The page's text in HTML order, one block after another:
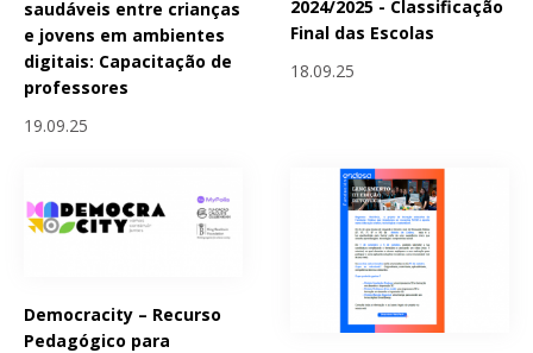
saudáveis entre crianças
e jovens em ambientes
digitais: Capacitação de
professores
19.09.25
2024/2025 - Classificação
Final das Escolas
18.09.25
Democracity – Recurso
Pedagógico para